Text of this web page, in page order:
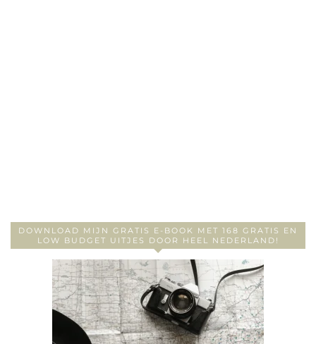
DOWNLOAD MIJN GRATIS E-BOOK MET 168 GRATIS EN
LOW BUDGET UITJES DOOR HEEL NEDERLAND!